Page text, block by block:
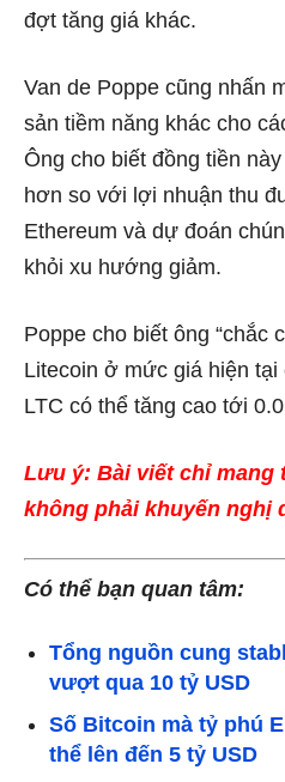
đợt tăng giá khác.
Van de Poppe cũng nhấn
sản tiềm năng khác cho
Ông cho biết đồng tiền
hơn so với lợi nhuận thu
Ethereum và dự đoán
khỏi xu hướng giảm.
Poppe cho biết ông “chắc
Litecoin ở mức giá hiện
LTC có thể tăng cao tới
Lưu ý: Bài viết chỉ mang
không phải khuyến nghị
Có thể bạn quan tâm:
Tổng nguồn cung
vượt qua 10 tỷ USD
Số Bitcoin mà tỷ phú
thể lên đến 5 tỷ USD